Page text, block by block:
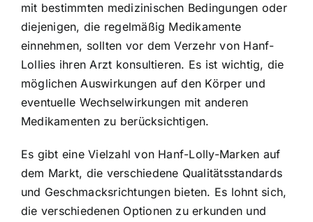
mit bestimmten medizinischen Bedingungen oder
diejenigen, die regelmäßig Medikamente
einnehmen, sollten vor dem Verzehr von Hanf-
Lollies ihren Arzt konsultieren. Es ist wichtig, die
möglichen Auswirkungen auf den Körper und
eventuelle Wechselwirkungen mit anderen
Medikamenten zu berücksichtigen.
Es gibt eine Vielzahl von Hanf-Lolly-Marken auf
dem Markt, die verschiedene Qualitätsstandards
und Geschmacksrichtungen bieten. Es lohnt sich,
die verschiedenen Optionen zu erkunden und